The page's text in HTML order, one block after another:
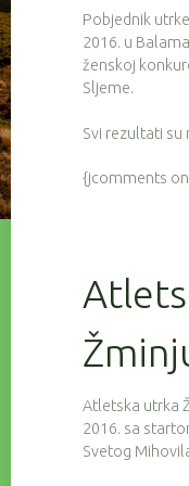
Pobjednik
2016. u
ženskoj
Sljeme.
Svi rezultati su
{jcomments
Atletska utrka
2016. sa
Svetog